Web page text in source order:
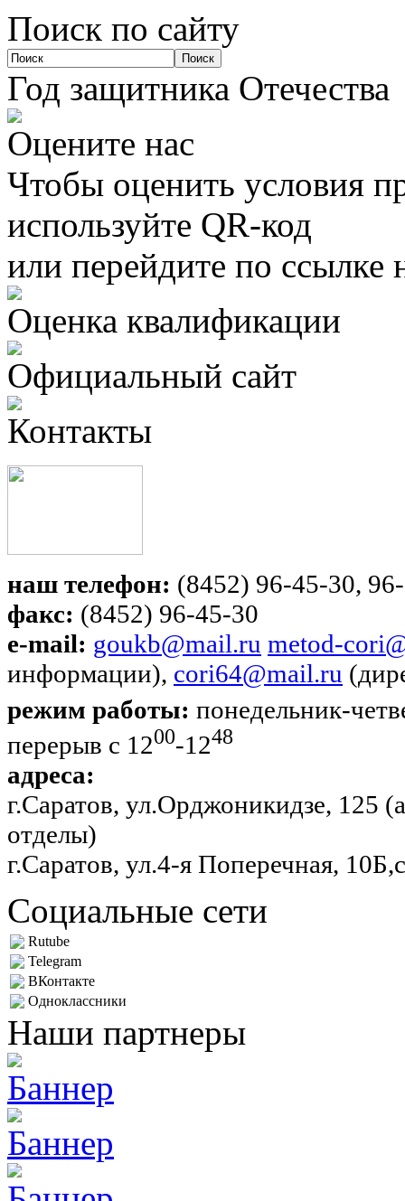
Поиск по сайту
Год защитника Отечества
Оцените нас
Чтобы оценить условия
используйте QR-код
или перейдите по ссылке
Оценка квалификации
Официальный сайт
Контакты
наш телефон: (8452) 96-45-30,
факс: (8452) 96-45-30
e-mail: goukb@mail.ru metod-
информации), cori64@mail.ru
режим работы: понедельник-
перерыв с 1200-1248
адреса:
г.Саратов, ул.Орджоникидзе, 125
отделы)
г.Саратов, ул.4-я Поперечная,
Социальные сети
Rutube
Telegram
ВКонтакте
Одноклассники
Наши партнеры